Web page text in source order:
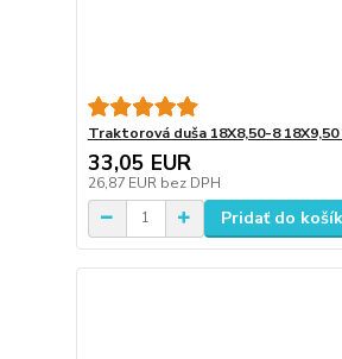
Traktorová duša 18X8,50-8
33,05 EUR
26,87 EUR bez DPH
Pridať do